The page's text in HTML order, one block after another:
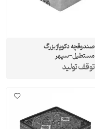
صندوقچه دکوپاژ بزرگ
مستطيل-سپهر
توقف تولید